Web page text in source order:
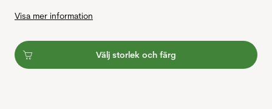
Visa mer information
Välj storlek och färg